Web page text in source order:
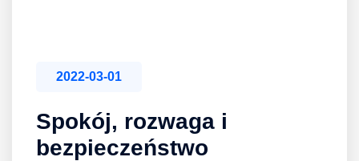
2022-03-01
Spokój, rozwaga i
bezpieczeństwo